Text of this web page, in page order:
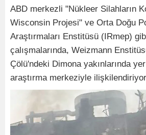
ABD merkezli "Nükleer Silahların
Wisconsin Projesi" ve Orta Doğu
Araştırmaları Enstitüsü (IRmep)
çalışmalarında, Weizmann
Çölü'ndeki Dimona yakınlarında
araştırma merkeziyle